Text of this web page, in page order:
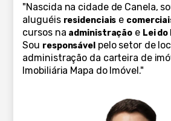
"Nascida na cidade de Canela,
aluguéis residenciais e
cursos na administração e Lei
Sou responsável pelo setor de
administração da carteira de
Imobiliária Mapa do Imóvel."